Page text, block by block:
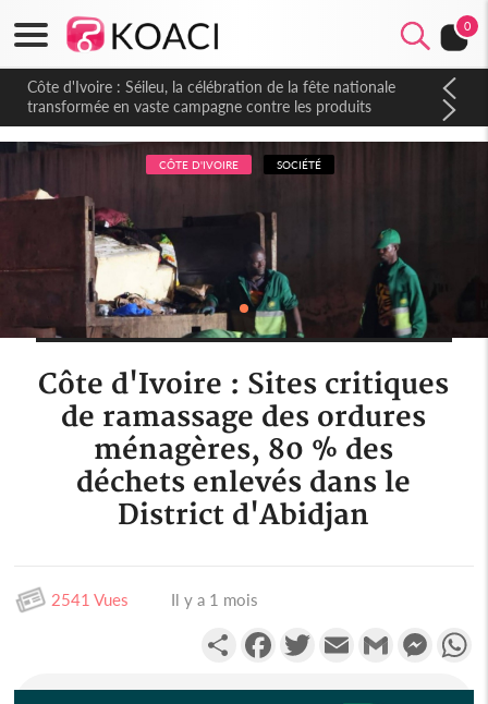
0
Côte d'Ivoire : Séileu, la célébration de la fête nationale
transformée en vaste campagne contre les produits
dépigmentants dangereux
CÔTE D'IVOIRE SOCIÉTÉ
Côte d'Ivoire : Sites critiques
de ramassage des ordures
ménagères, 80 % des
déchets enlevés dans le
District d'Abidjan
2541 Vues Il y a 1 mois
PartagerFacebookTwitterEmail Gmail